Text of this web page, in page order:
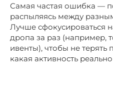
Самая частая ошибка —
распыляясь между
Лучше сфокусироваться
дропа за раз (например,
ивенты), чтобы не терять
какая активность